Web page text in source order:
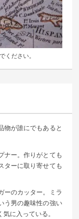
ください。
物が誰にでもあると
ー。作りがとても
ターに取り寄せても
ーのカッター。ミラ
う男の趣味性の強い
に入っている。